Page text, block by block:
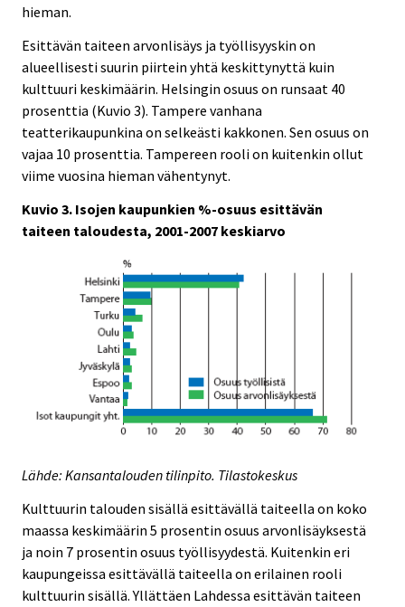
hieman.
Esittävän taiteen arvonlisäys ja työllisyyskin on
alueellisesti suurin piirtein yhtä keskittynyttä kuin
kulttuuri keskimäärin. Helsingin osuus on runsaat 40
prosenttia (Kuvio 3). Tampere vanhana
teatterikaupunkina on selkeästi kakkonen. Sen osuus on
vajaa 10 prosenttia. Tampereen rooli on kuitenkin ollut
viime vuosina hieman vähentynyt.
Kuvio 3. Isojen kaupunkien %-osuus esittävän
taiteen taloudesta, 2001-2007 keskiarvo
Lähde: Kansantalouden tilinpito. Tilastokeskus
Kulttuurin talouden sisällä esittävällä taiteella on koko
maassa keskimäärin 5 prosentin osuus arvonlisäyksestä
ja noin 7 prosentin osuus työllisyydestä. Kuitenkin eri
kaupungeissa esittävällä taiteella on erilainen rooli
kulttuurin sisällä. Yllättäen Lahdessa esittävän taiteen